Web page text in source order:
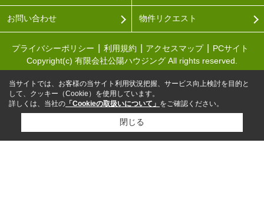
お問い合わせ 物件リクエスト
プライバシーポリシー 利用規約 アクセスマップ
PCサイト
Copyright(c) 有限会社公陽ハウジング All rights reserved.
当サイトでは、お客様の当サイト利用状況把握、サービス向上検討を目的と
して、クッキー（Cookie）を使用しています。
詳しくは、当社の 「Cookieの取扱いについて」 をご確認ください。
閉じる